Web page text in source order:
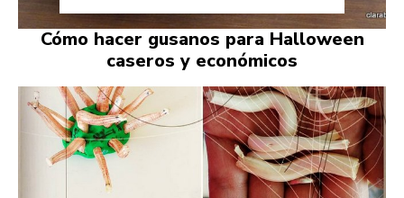
Cómo hacer gusanos para Halloween
caseros y económicos